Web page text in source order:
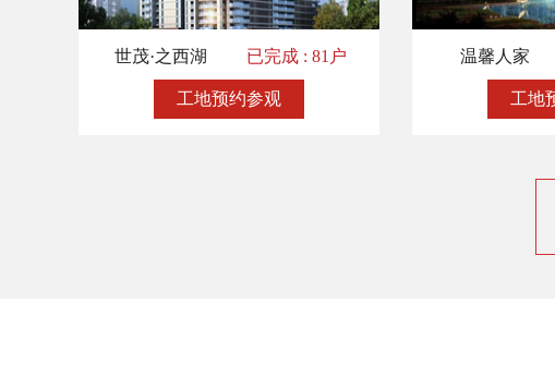
世茂·之西湖 已完成 : 81户
工地预约参观
温馨人家
工地